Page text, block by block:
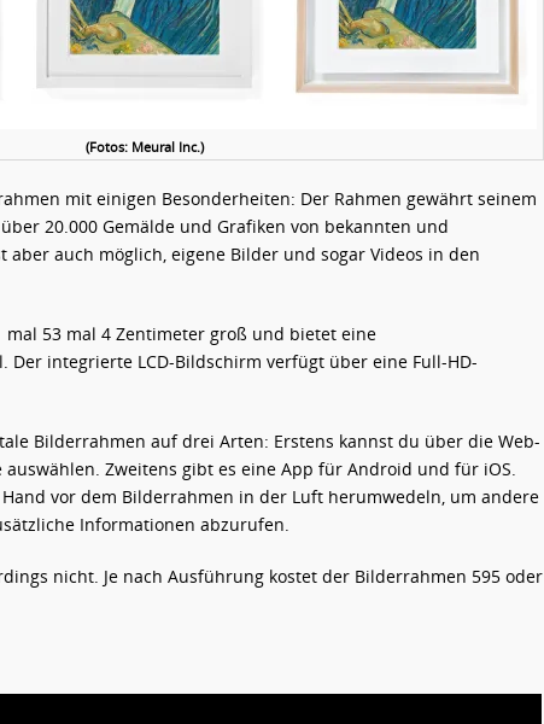
(Fotos: Meural Inc.)
mit einigen Besonderheiten: Der Rahmen gewährt seinem
20.000 Gemälde und Grafiken von bekannten und
aber auch möglich, eigene Bilder und sogar Videos in den
mal 53 mal 4 Zentimeter groß und bietet eine
Der integrierte LCD-Bildschirm verfügt über eine Full-HD-
Bilderrahmen auf drei Arten: Erstens kannst du über die Web-
auswählen. Zweitens gibt es eine App für Android und für iOS.
vor dem Bilderrahmen in der Luft herumwedeln, um andere
Informationen abzurufen.
nicht. Je nach Ausführung kostet der Bilderrahmen 595 oder